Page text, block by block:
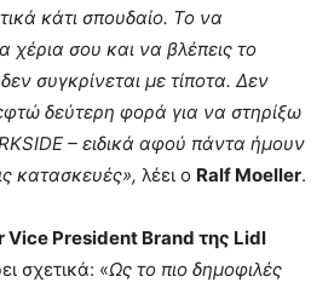
κάτι σπουδαίο. Το να
χέρια σου και να βλέπεις το
συγκρίνεται με τίποτα. Δεν
δεύτερη φορά για να στηρίξω
– ειδικά αφού πάντα ήμουν
κατασκευές», λέει ο Ralf Moeller.
Vice President Brand της Lidl
σχετικά: «Ως το πιο δημοφιλές